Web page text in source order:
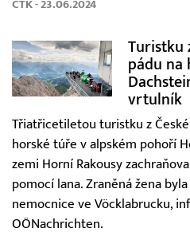
ČTK - 23.06.2024
Turistku
pádu na
vrtulník
Třiatřicetiletou turistku z
horské túře v alpském pohoří
zemi Horní Rakousy
pomocí lana. Zraněná žena
nemocnice ve Vöcklabrucku,
OÖNachrichten.